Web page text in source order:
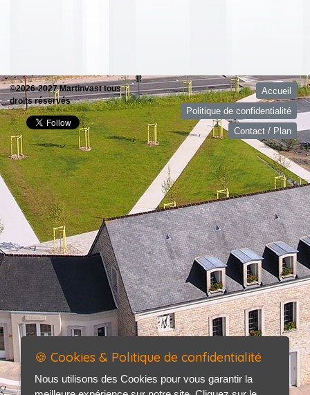
©2026-2027 Martinvast tous
droits réservés
Accueil
Politique de confidentialité
Contact / Plan
🍪 Cookies & Politique de confidentialité
Nous utilisons des Cookies pour vous garantir la